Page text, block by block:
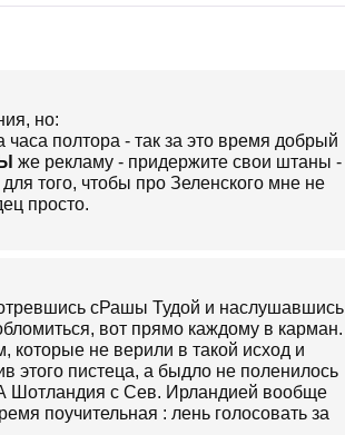
но:
часа полтора - так за это время добрый
же рекламу - придержите свои штаны -
того, чтобы про Зеленского мне не
просто.
сРашы Тудой и наслушавшись
вот прямо каждому в карман.
не верили в такой исход и
этого пистеца, а быдло не поленилось
Шотландия с Сев. Ирландией вообще
поучительная : лень голосовать за